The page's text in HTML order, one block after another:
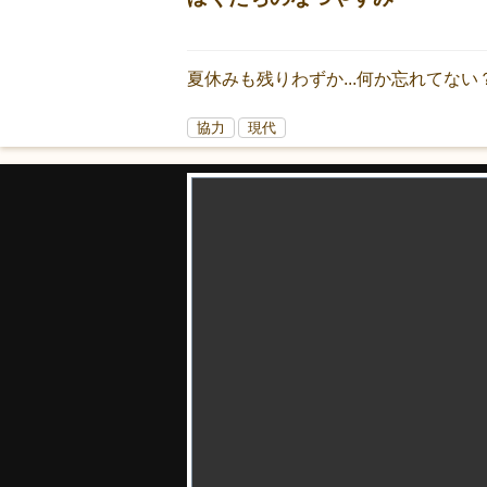
夏休みも残りわずか...何か忘れてない
協力 現代